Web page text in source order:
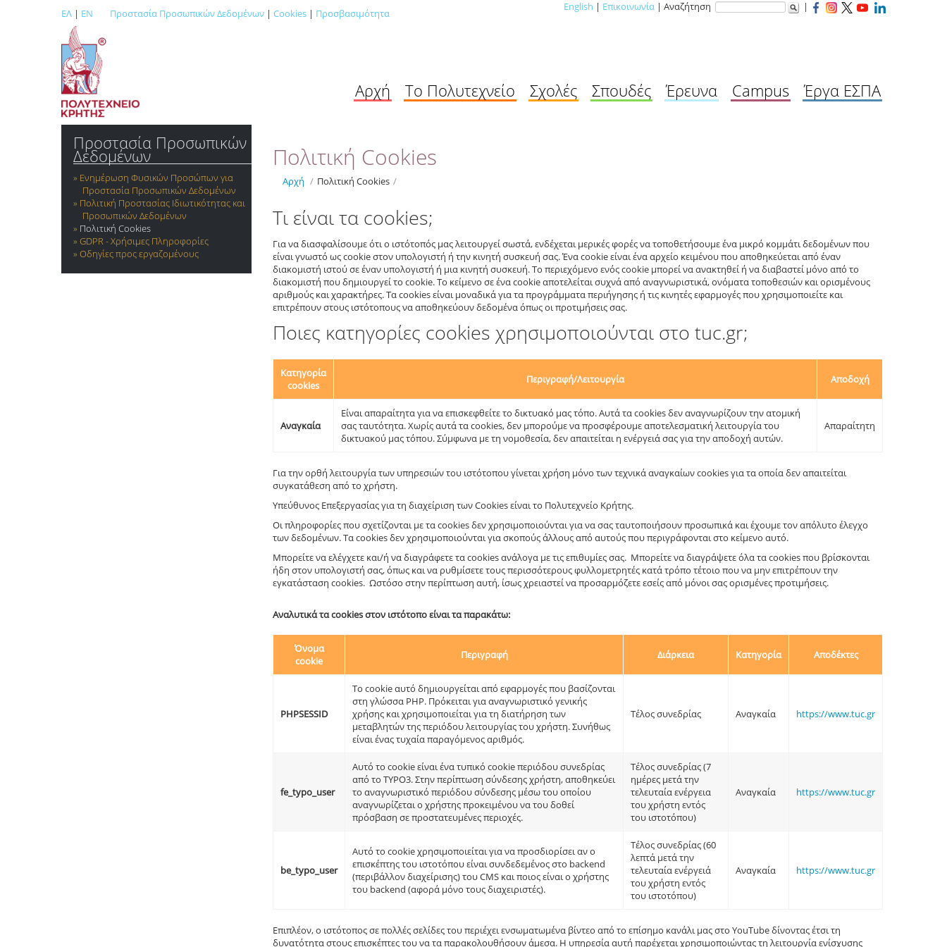
ΕΛ | EN Προστασία Προσωπικών Δεδομένων | Cookies | Προσβασιμότητα
English | Επικοινωνία | Αναζήτηση |
Αρχή Το Πολυτεχνείο Σχολές Σπουδές Έρευνα Campus Έργα ΕΣΠΑ
Προστασία Προσωπικών
Δεδομένων
Ενημέρωση Φυσικών Προσώπων για
Προστασία Προσωπικών Δεδομένων
Πολιτική Προστασίας Ιδιωτικότητας και
Προσωπικών Δεδομένων
Πολιτική Cookies
GDPR - Χρήσιμες Πληροφορίες
Οδηγίες προς εργαζομένους
Πολιτική Cookies
Αρχή / Πολιτική Cookies /
Τι είναι τα cookies;
Για να διασφαλίσουμε ότι ο ιστότοπός μας λειτουργεί σωστά, ενδέχεται μερικές φορές να τοποθετήσουμε ένα μικρό κομμάτι δεδομένων που
είναι γνωστό ως cookie στον υπολογιστή ή την κινητή συσκευή σας. Ένα cookie είναι ένα αρχείο κειμένου που αποθηκεύεται από έναν
διακομιστή ιστού σε έναν υπολογιστή ή μια κινητή συσκευή. Το περιεχόμενο ενός cookie μπορεί να ανακτηθεί ή να διαβαστεί μόνο από το
διακομιστή που δημιουργεί το cookie. Το κείμενο σε ένα cookie αποτελείται συχνά από αναγνωριστικά, ονόματα τοποθεσιών και ορισμένους
αριθμούς και χαρακτήρες. Τα cookies είναι μοναδικά για τα προγράμματα περιήγησης ή τις κινητές εφαρμογές που χρησιμοποιείτε και
επιτρέπουν στους ιστότοπους να αποθηκεύουν δεδομένα όπως οι προτιμήσεις σας.
Ποιες κατηγορίες cookies χρησιμοποιούνται στο tuc.gr;
Κατηγορία
cookies
Περιγραφή/Λειτουργία Αποδοχή
Αναγκαία
Είναι απαραίτητα για να επισκεφθείτε το δικτυακό μας τόπο. Αυτά τα cookies δεν αναγνωρίζουν την ατομική
σας ταυτότητα. Χωρίς αυτά τα cookies, δεν μπορούμε να προσφέρουμε αποτελεσματική λειτουργία του
δικτυακού μας τόπου. Σύμφωνα με τη νομοθεσία, δεν απαιτείται η ενέργειά σας για την αποδοχή αυτών.
Απαραίτητη
Για την ορθή λειτουργία των υπηρεσιών του ιστότοπου γίνεται χρήση μόνο των τεχνικά αναγκαίων cookies για τα οποία δεν απαιτείται
συγκατάθεση από το χρήστη.
Υπεύθυνος Επεξεργασίας για τη διαχείριση των Cookies είναι το Πολυτεχνείο Κρήτης.
Οι πληροφορίες που σχετίζονται με τα cookies δεν χρησιμοποιούνται για να σας ταυτοποιήσουν προσωπικά και έχουμε τον απόλυτο έλεγχο
των δεδομένων. Τα cookies δεν χρησιμοποιούνται για σκοπούς άλλους από αυτούς που περιγράφονται στο κείμενο αυτό.
Μπορείτε να ελέγχετε και/ή να διαγράφετε τα cookies ανάλογα με τις επιθυμίες σας. Μπορείτε να διαγράψετε όλα τα cookies που βρίσκονται
ήδη στον υπολογιστή σας, όπως και να ρυθμίσετε τους περισσότερους φυλλομετρητές κατά τρόπο τέτοιο που να μην επιτρέπουν την
εγκατάσταση cookies. Ωστόσο στην περίπτωση αυτή, ίσως χρειαστεί να προσαρμόζετε εσείς από μόνοι σας ορισμένες προτιμήσεις.
Αναλυτικά τα cookies στον ιστότοπο είναι τα παρακάτω:
Όνομα
cookie
Περιγραφή Διάρκεια Κατηγορία Αποδέκτες
PHPSESSID
Το cookie αυτό δημιουργείται από εφαρμογές που βασίζονται
στη γλώσσα PHP. Πρόκειται για αναγνωριστικό γενικής
χρήσης και χρησιμοποιείται για τη διατήρηση των
μεταβλητών της περιόδου λειτουργίας του χρήστη. Συνήθως
είναι ένας τυχαία παραγόμενος αριθμός.
Τέλος συνεδρίας Αναγκαία https://www.tuc.gr
fe_typo_user
Αυτό το cookie είναι ένα τυπικό cookie περιόδου συνεδρίας
από το TYPO3. Στην περίπτωση σύνδεσης χρήστη, αποθηκεύει
το αναγνωριστικό περιόδου σύνδεσης μέσω του οποίου
αναγνωρίζεται ο χρήστης προκειμένου να του δοθεί
πρόσβαση σε προστατευμένες περιοχές.
Τέλος συνεδρίας (7
ημέρες μετά την
τελευταία ενέργεια
του χρήστη εντός
του ιστοτόπου)
Αναγκαία https://www.tuc.gr
be_typo_user
Αυτό το cookie χρησιμοποιείται για να προσδιορίσει αν ο
επισκέπτης του ιστοτόπου είναι συνδεδεμένος στο backend
(περιβάλλον διαχείρισης) του CMS και ποιος είναι ο χρήστης
του backend (αφορά μόνο τους διαχειριστές).
Τέλος συνεδρίας (60
λεπτά μετά την
τελευταία ενέργειά
του χρήστη εντός
του ιστοτόπου)
Αναγκαία https://www.tuc.gr
Επιπλέον, ο ιστότοπος σε πολλές σελίδες του περιέχει ενσωματωμένα βίντεο από το επίσημο κανάλι μας στο YouTube δίνοντας έτσι τη
δυνατότητα στους επισκέπτες του να τα παρακολουθήσουν άμεσα. Η υπηρεσία αυτή παρέχεται χρησιμοποιώντας τη λειτουργία ενίσχυσης